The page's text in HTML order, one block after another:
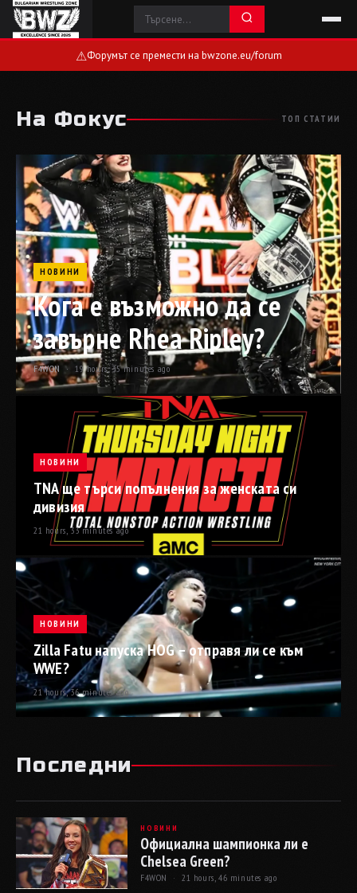
⚠Форумът се премести на bwzone.eu/forum
На Фокус ТОП СТАТИИ
НОВИНИ
Кога е възможно да се
завърне Rhea Ripley?
F4WON · 19 hours, 35 minutes ago
НОВИНИ
TNA ще търси попълнения за женската си
дивизия
21 hours, 33 minutes ago
НОВИНИ
Zilla Fatu напуска HOG – отправя ли се към
WWE?
21 hours, 36 minutes ago
Последни
НОВИНИ
Официална шампионка ли е
Chelsea Green?
F4WON · 21 hours, 46 minutes ago